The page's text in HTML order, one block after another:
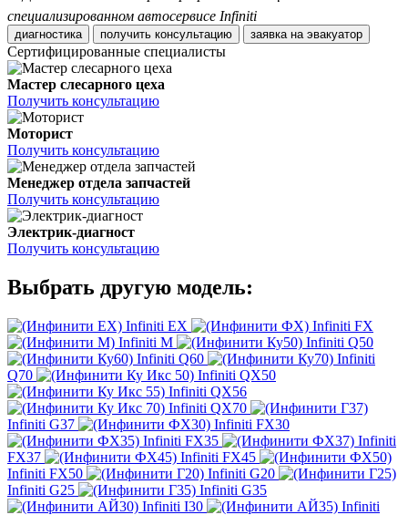
специализированном автосервисе Infiniti
диагностика получить консультацию заявка на эвакуатор
Сертифицированные специалисты
Мастер слесарного цеха
Получить консультацию
Моторист
Получить консультацию
Менеджер отдела запчастей
Получить консультацию
Электрик-диагност
Получить консультацию
Выбрать другую модель:
Infiniti EX
Infiniti FX
Infiniti M
Infiniti Q50
Infiniti Q60
Infiniti
Q70
Infiniti QX50
Infiniti QX56
Infiniti QX70
Infiniti G37
Infiniti FX30
Infiniti FX35
Infiniti
FX37
Infiniti FX45
Infiniti FX50
Infiniti G20
Infiniti G25
Infiniti G35
Infiniti I30
Infiniti